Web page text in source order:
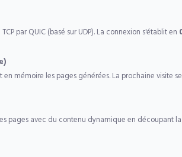
par QUIC (basé sur UDP). La connexion s'établit en
mémoire les pages générées. La prochaine visite
pages avec du contenu dynamique en découpant